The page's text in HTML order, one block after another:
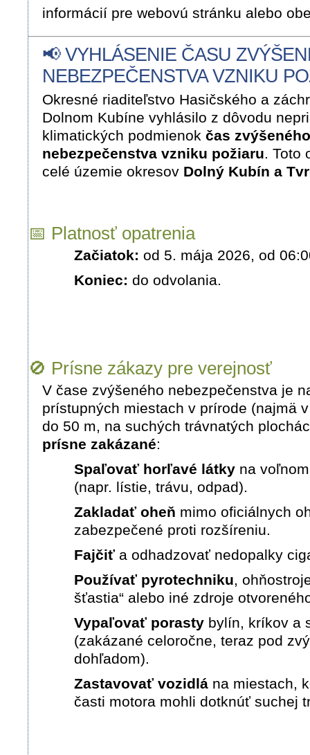
informácií pre webovú stránku alebo
📢 VYHLÁSENIE ČASU
NEBEZPEČENSTVA VZNIKU
Okresné riaditeľstvo Hasičského a
Dolnom Kubíne vyhlásilo z dôvodu
klimatických podmienok čas zvýšeného
nebezpečenstva vzniku požiaru. Toto
celé územie okresov Dolný Kubín a
📅 Platnosť opatrenia
Začiatok: od 5. mája 2026, od
Koniec: do odvolania.
🚫 Prísne zákazy pre verejnosť
V čase zvýšeného nebezpečenstva je
prístupných miestach v prírode (najmä
do 50 m, na suchých trávnatých
prísne zakázané:
Spaľovať horľavé látky na
(napr. lístie, trávu, odpad).
Zakladať oheň mimo oficiálnych
zabezpečené proti rozšíreniu.
Fajčiť a odhadzovať nedopalky
Používať pyrotechniku,
šťastia“ alebo iné zdroje
Vypaľovať porasty bylín, kríkov a
(zakázané celoročne, teraz pod
dohľadom).
Zastavovať vozidlá na miestach,
časti motora mohli dotknúť suchej